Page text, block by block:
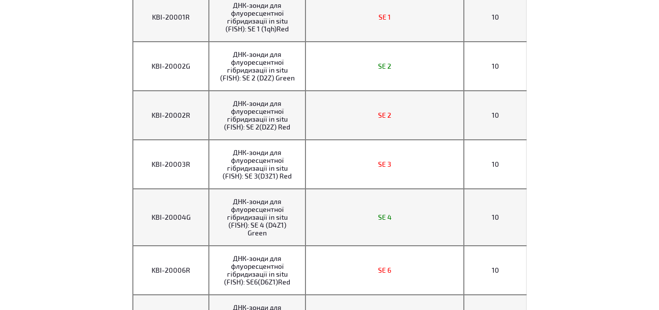
KBI-20001R
ДНК-зонди для
флуоресцентної
гібридизації in situ
(FISH): SE 1 (1qh)Red
SE 1 10
KBI-20002G
ДНК-зонди для
флуоресцентної
гібридизації in situ
(FISH): SE 2 (D2Z) Green
SE 2 10
KBI-20002R
ДНК-зонди для
флуоресцентної
гібридизації in situ
(FISH): SE 2(D2Z) Red
SE 2 10
KBI-20003R
ДНК-зонди для
флуоресцентної
гібридизації in situ
(FISH): SE 3(D3Z1) Red
SE 3 10
KBI-20004G
ДНК-зонди для
флуоресцентної
гібридизації in situ
(FISH): SE 4 (D4Z1)
Green
SE 4 10
KBI-20006R
ДНК-зонди для
флуоресцентної
гібридизації in situ
(FISH): SE6(D6Z1)Red
SE 6 10
ДНК-зонди для